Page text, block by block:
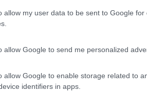
allow my user data to be sent to Google for
allow Google to send me personalized
allow Google to enable storage related to
identifiers in apps.
Posizione